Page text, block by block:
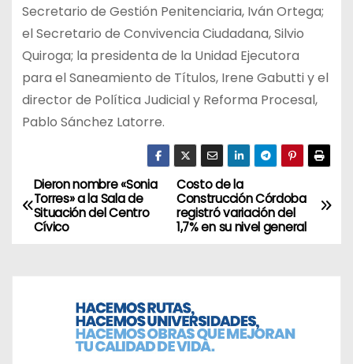
Secretario de Gestión Penitenciaria, Iván Ortega;
el Secretario de Convivencia Ciudadana, Silvio
Quiroga; la presidenta de la Unidad Ejecutora
para el Saneamiento de Títulos, Irene Gabutti y el
director de Política Judicial y Reforma Procesal,
Pablo Sánchez Latorre.
N
a
Costo de la
Construcción Córdoba
registró variación del
1,7% en su nivel general
Dieron nombre «Sonia
Torres» a la Sala de
Situación del Centro
Cívico